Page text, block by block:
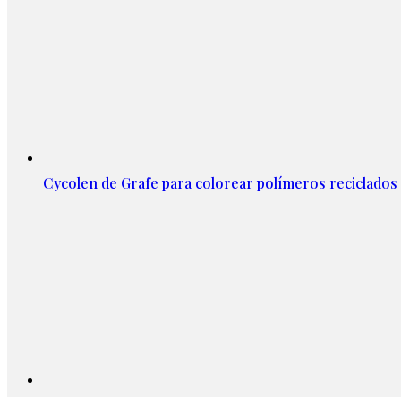
Cycolen de Grafe para colorear polímeros reciclados